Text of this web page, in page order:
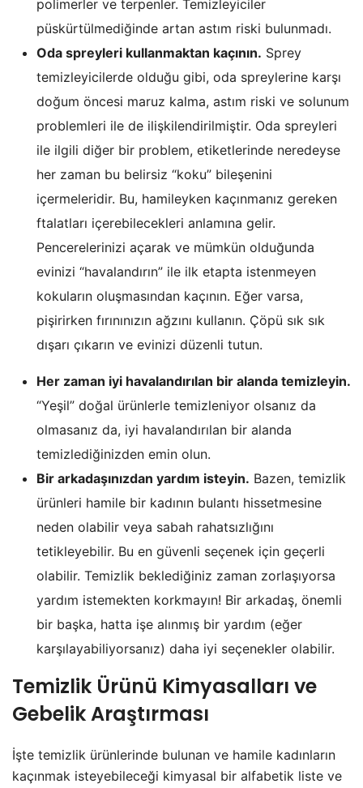
polimerler ve terpenler. Temizleyiciler
püskürtülmediğinde artan astım riski bulunmadı.
Oda spreyleri kullanmaktan kaçının. Sprey
temizleyicilerde olduğu gibi, oda spreylerine karşı
doğum öncesi maruz kalma, astım riski ve solunum
problemleri ile de ilişkilendirilmiştir. Oda spreyleri
ile ilgili diğer bir problem, etiketlerinde neredeyse
her zaman bu belirsiz “koku” bileşenini
içermeleridir. Bu, hamileyken kaçınmanız gereken
ftalatları içerebilecekleri anlamına gelir.
Pencerelerinizi açarak ve mümkün olduğunda
evinizi “havalandırın” ile ilk etapta istenmeyen
kokuların oluşmasından kaçının. Eğer varsa,
pişirirken fırınınızın ağzını kullanın. Çöpü sık sık
dışarı çıkarın ve evinizi düzenli tutun.
Her zaman iyi havalandırılan bir alanda temizleyin.
“Yeşil” doğal ürünlerle temizleniyor olsanız da
olmasanız da, iyi havalandırılan bir alanda
temizlediğinizden emin olun.
Bir arkadaşınızdan yardım isteyin. Bazen, temizlik
ürünleri hamile bir kadının bulantı hissetmesine
neden olabilir veya sabah rahatsızlığını
tetikleyebilir. Bu en güvenli seçenek için geçerli
olabilir. Temizlik beklediğiniz zaman zorlaşıyorsa
yardım istemekten korkmayın! Bir arkadaş, önemli
bir başka, hatta işe alınmış bir yardım (eğer
karşılayabiliyorsanız) daha iyi seçenekler olabilir.
Temizlik Ürünü Kimyasalları ve
Gebelik Araştırması
İşte temizlik ürünlerinde bulunan ve hamile kadınların
kaçınmak isteyebileceği kimyasal bir alfabetik liste ve